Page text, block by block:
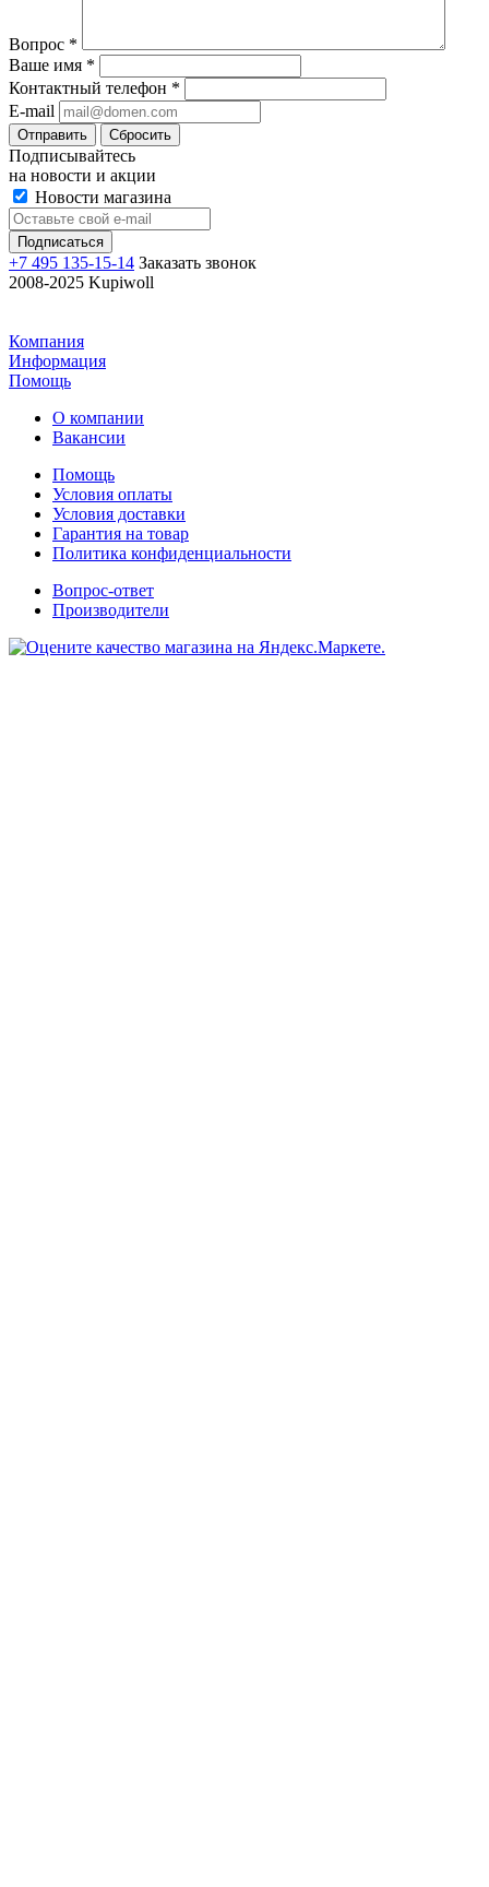
Вопрос *
Ваше имя *
Контактный телефон *
E-mail
Отправить Сбросить
Подписывайтесь
на новости и акции
Новости магазина
+7 495 135-15-14 Заказать звонок
2008-2025 Kupiwoll
Компания
Информация
Помощь
О компании
Вакансии
Помощь
Условия оплаты
Условия доставки
Гарантия на товар
Политика конфиденциальности
Вопрос-ответ
Производители